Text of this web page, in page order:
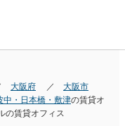
大阪府
大阪市
中・日本橋・敷津の賃貸オ
の賃貸オフィス